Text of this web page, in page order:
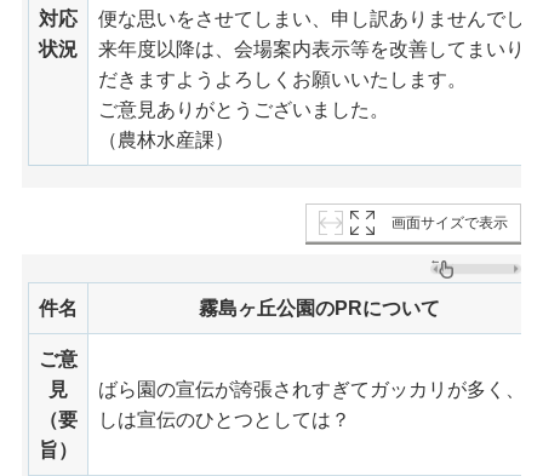
対応
状況
便な思いをさせてしまい、申し訳ありませんでし
来年度以降は、会場案内表示等を改善してまいり
だきますようよろしくお願いいたします。
ご意見ありがとうございました。
（農林水産課）
画面サイズで表示
件名 霧島ヶ丘公園のPRについて
ご意
見
（要
旨）
ばら園の宣伝が誇張されすぎてガッカリが多く、
しは宣伝のひとつとしては？